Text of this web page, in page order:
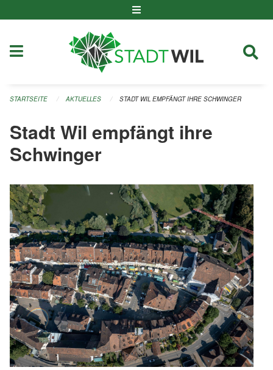
STARTSEITE AKTUELLES STADT WIL EMPFÄNGT IHRE SCHWINGER
Stadt Wil empfängt ihre
Schwinger